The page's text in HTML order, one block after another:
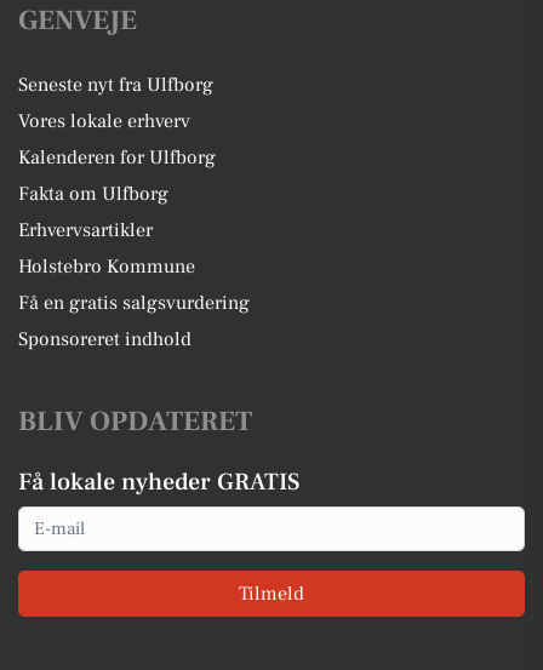
GENVEJE
Seneste nyt fra Ulfborg
Vores lokale erhverv
Kalenderen for Ulfborg
Fakta om Ulfborg
Erhvervsartikler
Holstebro Kommune
Få en gratis salgsvurdering
Sponsoreret indhold
BLIV OPDATERET
Få lokale nyheder GRATIS
Email
Tilmeld